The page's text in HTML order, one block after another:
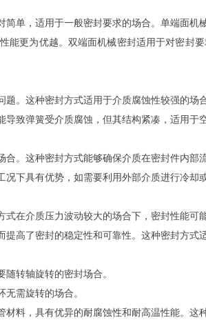
单，适用于一般密封要求的场合。单端面机
更为优越。双端面机械密封适用于对密封
。这种密封方式适用于介质腐蚀性较强的场
致弹簧受介质腐蚀，但其结构紧凑，适用于
。这种密封方式能够确保介质在密封件内部
下具有优势，如需要利用外部介质进行冷却
在介质压力波动较大的场合下，密封性能可
高了密封的稳定性和可靠性。这种密封方式
转轴旋转的密封场合。
需旋转的场合。
料，具有优异的耐腐蚀性和耐高温性能。这